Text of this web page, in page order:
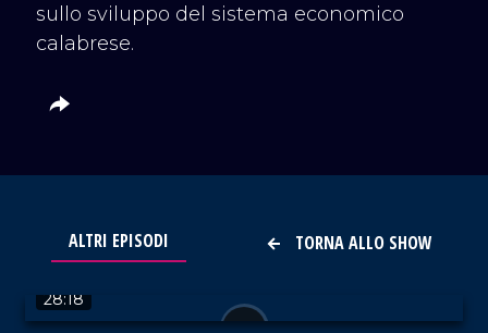
sullo sviluppo del sistema economico
calabrese.
TORNA ALLO SHOW
ALTRI EPISODI
28:18
VAI AL TITOLO